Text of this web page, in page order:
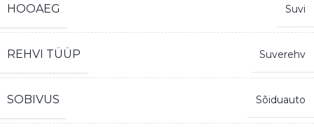
HOOAEG Suvi
REHVI TÜÜP Suverehv
SOBIVUS Sõiduauto